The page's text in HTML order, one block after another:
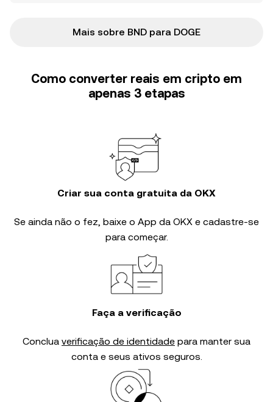
Mais sobre BND para DOGE
Como converter reais em cripto em
apenas 3 etapas
Criar sua conta gratuita da OKX
Se ainda não o fez, baixe o App da OKX e cadastre-se
para começar.
Faça a verificação
Conclua verificação de identidade para manter sua
conta e seus ativos seguros.